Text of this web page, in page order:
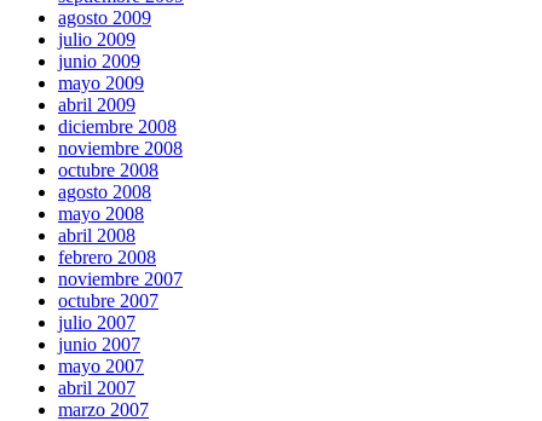
agosto 2009
julio 2009
junio 2009
mayo 2009
abril 2009
diciembre 2008
noviembre 2008
octubre 2008
agosto 2008
mayo 2008
abril 2008
febrero 2008
noviembre 2007
octubre 2007
julio 2007
junio 2007
mayo 2007
abril 2007
marzo 2007